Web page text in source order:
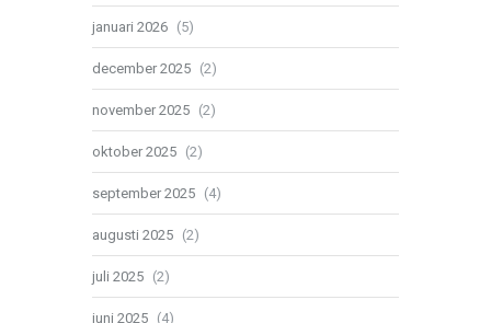
januari 2026 (5)
december 2025 (2)
november 2025 (2)
oktober 2025 (2)
september 2025 (4)
augusti 2025 (2)
juli 2025 (2)
juni 2025 (4)